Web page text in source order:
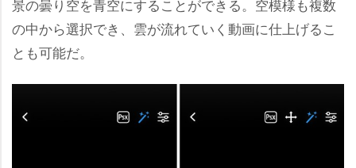
景の曇り空を青空にすることができる。空模様も複数
の中から選択でき、雲が流れていく動画に仕上げるこ
とも可能だ。